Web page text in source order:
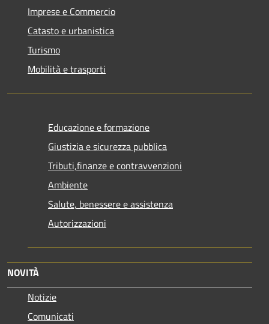
Imprese e Commercio
Catasto e urbanistica
Turismo
Mobilità e trasporti
Educazione e formazione
Giustizia e sicurezza pubblica
Tributi,finanze e contravvenzioni
Ambiente
Salute, benessere e assistenza
Autorizzazioni
NOVITÀ
Notizie
Comunicati